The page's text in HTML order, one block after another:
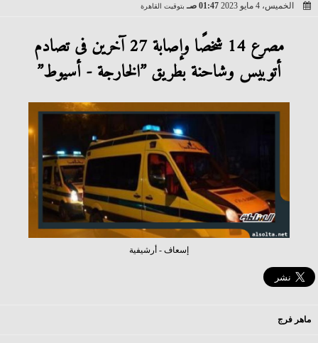
الخميس، 4 مايو 2023
01:47 صـ بتوقيت القاهرة
مصرع 14 شخصًا وإصابة 27 آخرين فى تصادم
أتوبيس وشاحنة بطريق ”الخارجة - أسيوط”
إسعاف - أرشيفية
ماهر فرج